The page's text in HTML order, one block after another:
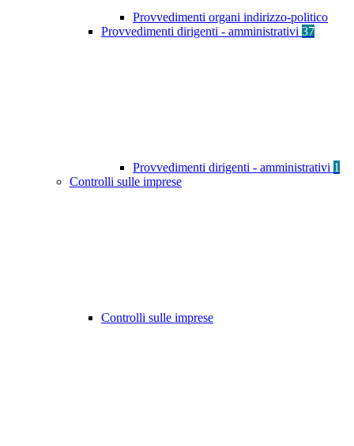
Provvedimenti organi indirizzo-politico
Provvedimenti dirigenti - amministrativi 37
Provvedimenti dirigenti - amministrativi 1
Controlli sulle imprese
Controlli sulle imprese